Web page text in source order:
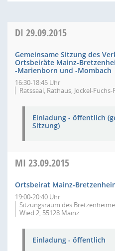
DI 29.09.2015
Gemeinsame Sitzung des
Ortsbeiräte Mainz-
-Marienborn und -Mombach
16:30-18:45 Uhr
Ratssaal, Rathaus, Jockel-
Einladung - öffentlich
Sitzung)
MI 23.09.2015
Ortsbeirat Mainz-
19:00-20:40 Uhr
Sitzungsraum des
Wied 2, 55128 Mainz
Einladung - öffentlich